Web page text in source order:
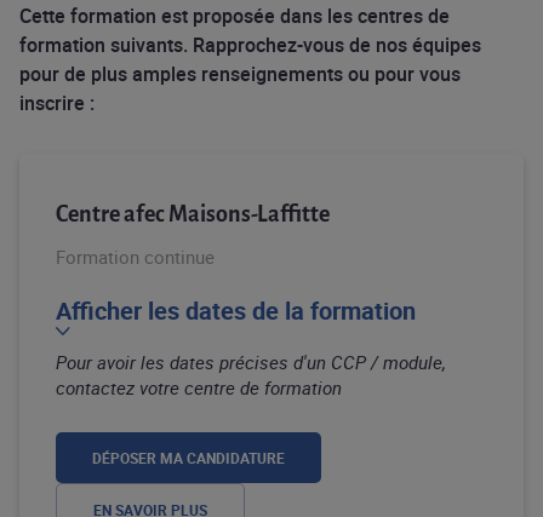
Cette formation est proposée dans les centres de
formation suivants. Rapprochez-vous de nos équipes
pour de plus amples renseignements ou pour vous
inscrire :
Centre afec Maisons-Laffitte
Formation continue
Afficher les dates de la formation
Pour avoir les dates précises d'un CCP / module,
contactez votre centre de formation
DÉPOSER MA CANDIDATURE
EN SAVOIR PLUS